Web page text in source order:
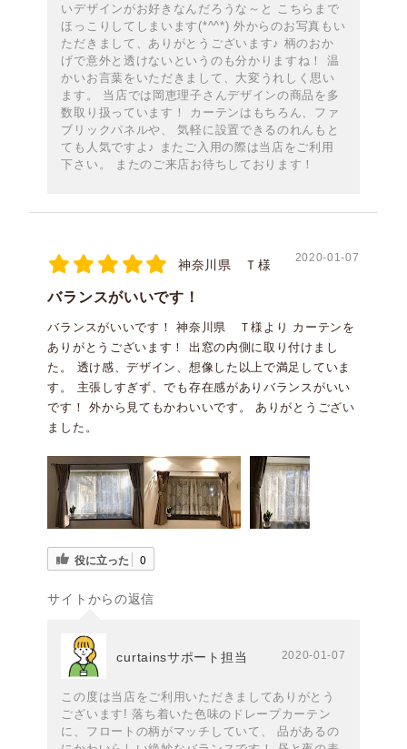
いデザインがお好きなんだろうな～と こちらまで
ほっこりしてしまいます(*^^*) 外からのお写真もい
ただきまして、ありがとうございます♪ 柄のおか
げで意外と透けないというのも分かりますね！ 温
かいお言葉をいただきまして、大変うれしく思い
ます。 当店では岡恵理子さんデザインの商品を多
数取り扱っています！ カーテンはもちろん、ファ
ブリックパネルや、 気軽に設置できるのれんもと
ても人気ですよ♪ またご入用の際は当店をご利用
下さい。 またのご来店お待ちしております！
神奈川県 Ｔ様 2020-01-07
バランスがいいです！
バランスがいいです！ 神奈川県 Ｔ様より カーテンを
ありがとうございます！ 出窓の内側に取り付けまし
た。 透け感、デザイン、想像した以上で満足していま
す。 主張しすぎず、でも存在感がありバランスがいい
です！ 外から見てもかわいいです。 ありがとうござい
ました。
役に立った 0
サイトからの返信
curtainsサポート担当 2020-01-07
この度は当店をご利用いただきましてありがとう
ございます! 落ち着いた色味のドレープカーテン
に、フロートの柄がマッチしていて、 品があるの